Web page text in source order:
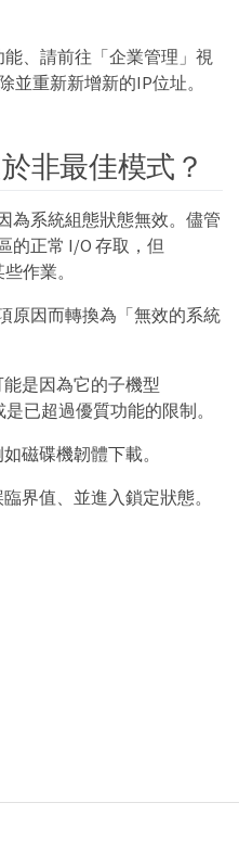
、請前往「企業管理」視
並重新新增新的IP位址。
非最佳模式？
為系統組態狀態無效。儘管
的正常 I/O 存取，但
作業。
原因而轉換為「無效的系統
是因為它的子機型
已超過優質功能的限制。
磁碟機韌體下載。
界值、並進入鎖定狀態。